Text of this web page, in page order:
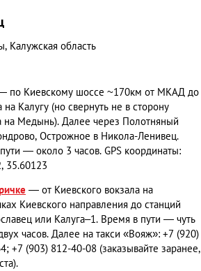
Калужская область
по Киевскому шоссе ~170км от МКАД до
на Калугу (но свернуть не в сторону
на Медынь). Далее через Полотняный
Острожное в Никола-Ленивец.
— около 3 часов. GPS координаты:
35.60123
— от Киевского вокзала на
Киевского направления до станций
или Калуга–1. Время в пути — чуть
часов. Далее на такси «Вояж»: +7 (920)
+7 (903) 812-40-08 (заказывайте заранее,